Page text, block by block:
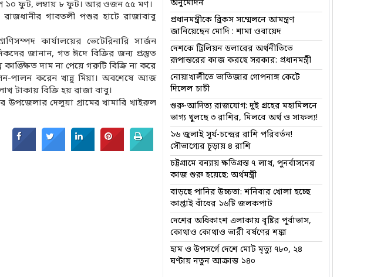
১০ ফুট, লম্বায় ৮ ফুট। আর ওজন ৫৫ মণ।
গাবতলী পশুর হাটে রাজাবাবু
কার্যালয়ের ভেটেরিনারি সার্জন
জানান, গত ঈদে বিক্রির জন্য প্রস্তুত
দাম না পেয়ে গরুটি বিক্রি না করে
করেন খান্নু মিয়া। অবশেষে আজ
টাকায় বিক্রি হয় রাজা বাবু।
উপজেলার দেলুয়া গ্রামের খামারি খাইরুল
অনুমোদন
প্রধানমন্ত্রীকে ব্রিকস সম্মেলনে আমন্ত্রণ
জানিয়েছেন মোদি : শামা ওবায়েদ
দেশকে ট্রিলিয়ন ডলারের অর্থনীতিতে
রূপান্তরের কাজ করছে সরকার: প্রধানমন্ত্রী
নোয়াখালীতে ভাতিজার গোপনাঙ্গ কেটে
দিলেল চাচী
গুরু-আদিত্য রাজযোগ: দুই গ্রহের মহামিলনে
ভাগ্য খুলছে ৩ রাশির, মিলবে অর্থ ও সাফল্য!
১৬ জুলাই সূর্য-চন্দ্রের রাশি পরিবর্তন!
সৌভাগ্যের চূড়ায় ৪ রাশি
চট্টগ্রামে বন্যায় ক্ষতিগ্রস্ত ৭ লাখ, পুনর্বাসনের
কাজ শুরু হয়েছে: অর্থমন্ত্রী
বাড়ছে পানির উচ্চতা: শনিবার খোলা হচ্ছে
কাপ্তাই বাঁধের ১৬টি জলকপাট
দেশের অধিকাংশ এলাকায় বৃষ্টির পূর্বাভাস,
কোথাও কোথাও ভারী বর্ষণের শঙ্কা
হাম ও উপসর্গে দেশে মোট মৃত্যু ৭৮০, ২৪
ঘণ্টায় নতুন আক্রান্ত ১৪০